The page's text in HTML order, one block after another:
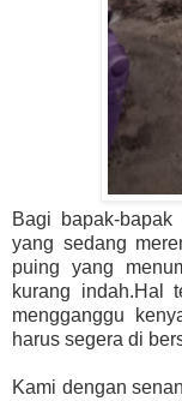
Bagi bapak-
yang sedang
puing yang
kurang indah.Hal
mengganggu
harus segera di
Kami dengan